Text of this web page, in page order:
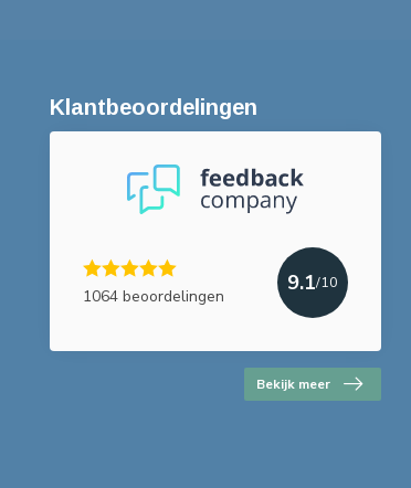
Klantbeoordelingen
1064 beoordelingen
9.1/10
Bekijk meer